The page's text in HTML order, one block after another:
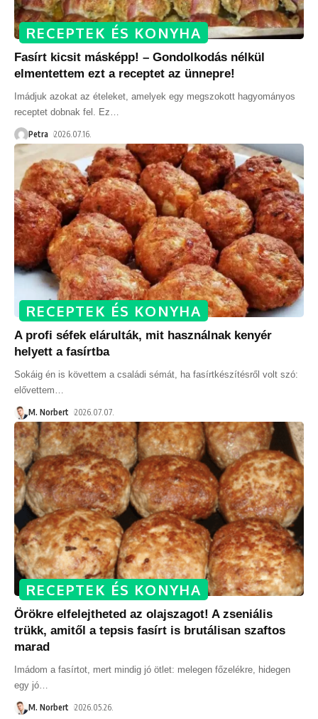
RECEPTEK ÉS KONYHA
Fasírt kicsit másképp! – Gondolkodás nélkül
elmentettem ezt a receptet az ünnepre!
Imádjuk azokat az ételeket, amelyek egy megszokott hagyományos
receptet dobnak fel. Ez
Petra 2026.07.16.
RECEPTEK ÉS KONYHA
A profi séfek elárulták, mit használnak kenyér
helyett a fasírtba
Sokáig én is követtem a családi sémát, ha fasírtkészítésről volt szó:
elővettem…
M. Norbert 2026.07.07.
RECEPTEK ÉS KONYHA
Örökre elfelejtheted az olajszagot! A zseniális
trükk, amitől a tepsis fasírt is brutálisan szaftos
marad
Imádom a fasírtot, mert mindig jó ötlet: melegen főzelékre, hidegen
egy jó…
M. Norbert 2026.05.26.